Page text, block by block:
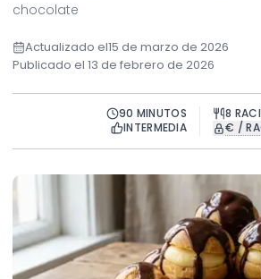
chocolate
Actualizado el15 de marzo de 2026
Publicado el 13 de febrero de 2026
90 MINUTOS
INTERMEDIA
8
€ /